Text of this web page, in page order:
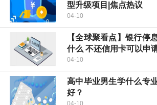
型升级项目|焦点热议
04-10
【全球聚看点】银行停
什么 不还信用卡可以申
04-10
高中毕业男生学什么专
好？